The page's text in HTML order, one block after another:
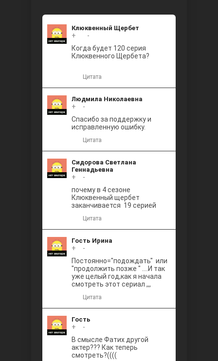
Между
Ветреный
Клюквенный Щербет
+
-
Когда будет 120 серия
Клюквенного Щербета?
Цитата
Людмила Николаевна
+
-
Спасибо за поддержку и
исправленную ошибку.
Цитата
Сидорова Светлана
Геннадьевна
+
-
почему в 4 сезоне
Клюквенный щербет
заканчивается 19 серией
Цитата
Гость Ирина
+
-
Постоянно="подождать" или
"продолжить позже " ....И так
уже целый год,как я начала
смотреть этот сериал ,,,
Цитата
Гость
+
-
В смысле Фатих другой
актер??? Как теперь
смотреть?((((